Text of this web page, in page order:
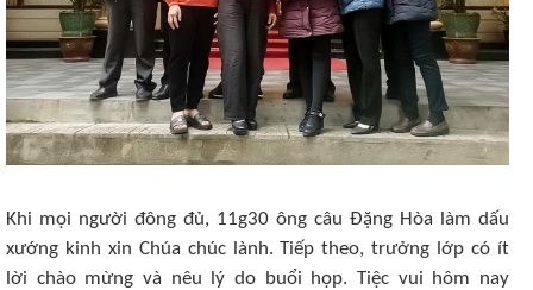
Khi mọi người đông đủ, 11g30 ông câu Đặng Hòa làm dấu
xướng kinh xin Chúa chúc lành. Tiếp theo, trưởng lớp có ít
lời chào mừng và nêu lý do buổi họp. Tiệc vui hôm nay